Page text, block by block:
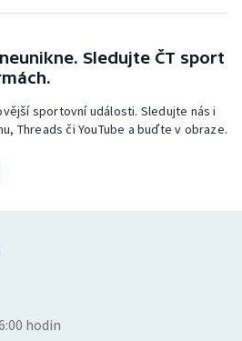
Sledujte ČT sport
sportovní události. Sledujte nás i
Threads či YouTube a buďte v obraze.
hodin